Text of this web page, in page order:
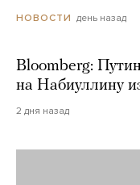
НОВОСТИ день назад
Bloomberg:
на Набиуллину
2 дня назад